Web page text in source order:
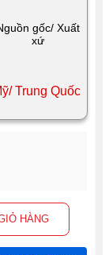
gốc/ Xuất
xứ
Trung Quốc
HÀNG